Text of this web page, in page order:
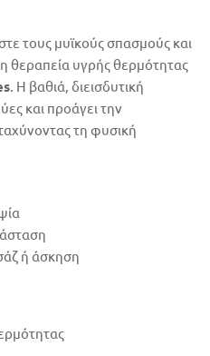
τους μυϊκούς σπασμούς και
θεραπεία υγρής θερμότητας
. Η βαθιά, διεισδυτική
και προάγει την
τη φυσική
ή άσκηση